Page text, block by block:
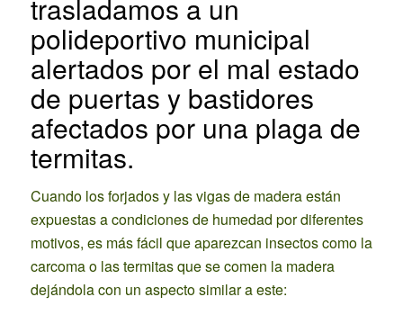
trasladamos a un
polideportivo municipal
alertados por el mal estado
de puertas y bastidores
afectados por una plaga de
termitas.
Cuando los forjados y las vigas de madera están
expuestas a condiciones de humedad por diferentes
motivos, es más fácil que aparezcan insectos como la
carcoma o las termitas que se comen la madera
dejándola con un aspecto similar a este: